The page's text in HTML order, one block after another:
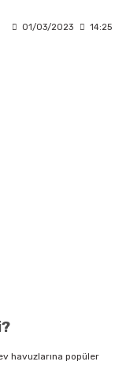
01/03/2023 14:25
havuzlarına popüler